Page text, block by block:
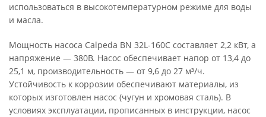
использоваться в высокотемпературном режиме для воды
и масла.
Мощность насоса Calpeda BN 32L-160C составляет 2,2 кВт, а
напряжение — 380В. Насос обеспечивает напор от 13,4 до
25,1 м, производительность — от 9,6 до 27 м³/ч.
Устойчивость к коррозии обеспечивают материалы, из
которых изготовлен насос (чугун и хромовая сталь). В
условиях эксплуатации, прописанных в инструкции, насос